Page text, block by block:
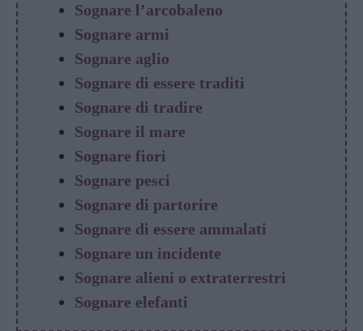
Sognare l’arcobaleno
Sognare armi
Sognare aglio
Sognare di essere traditi
Sognare di tradire
Sognare il mare
Sognare fiori
Sognare pesci
Sognare di partorire
Sognare di essere ammalati
Sognare un incidente
Sognare alieni o extraterrestri
Sognare elefanti